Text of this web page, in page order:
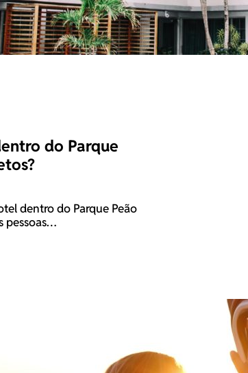
do Parque
dentro do Parque Peão
pessoas…